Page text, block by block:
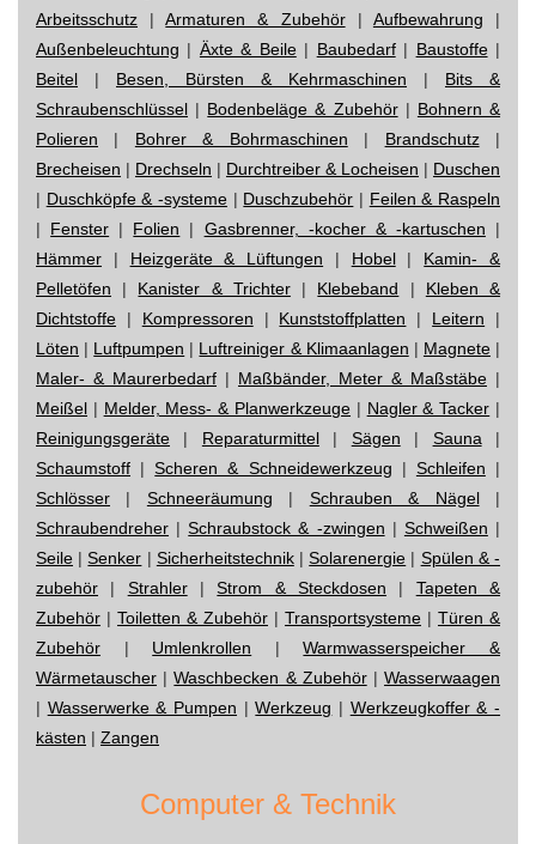
Arbeitsschutz |Armaturen & Zubehör| Aufbewahrung |
Außenbeleuchtung | Äxte & Beile| Baubedarf| Baustoffe|
Beitel | Besen, Bürsten & Kehrmaschinen | Bits &
Schraubenschlüssel | Bodenbeläge & Zubehör| Bohnern &
Polieren | Bohrer & Bohrmaschinen | Brandschutz|
Brecheisen | Drechseln | Durchtreiber & Locheisen | Duschen
| Duschköpfe & -systeme | Duschzubehör | Feilen & Raspeln
| Fenster | Folien | Gasbrenner, -kocher & -kartuschen |
Hämmer | Heizgeräte & Lüftungen | Hobel| Kamin- &
Pelletöfen | Kanister & Trichter| Klebeband | Kleben &
Dichtstoffe | Kompressoren | Kunststoffplatten | Leitern |
Löten | Luftpumpen | Luftreiniger & Klimaanlagen | Magnete|
Maler- & Maurerbedarf | Maßbänder, Meter & Maßstäbe |
Meißel | Melder, Mess- & Planwerkzeuge | Nagler & Tacker |
Reinigungsgeräte | Reparaturmittel| Sägen | Sauna |
Schaumstoff |Scheren & Schneidewerkzeug | Schleifen |
Schlösser | Schneeräumung | Schrauben & Nägel|
Schraubendreher |Schraubstock & -zwingen | Schweißen |
Seile |Senker | Sicherheitstechnik|Solarenergie | Spülen & -
zubehör | Strahler|Strom & Steckdosen | Tapeten &
Zubehör | Toiletten & Zubehör | Transportsysteme | Türen &
Zubehör | Umlenkrollen |Warmwasserspeicher &
Wärmetauscher |Waschbecken & Zubehör|Wasserwaagen
| Wasserwerke & Pumpen |Werkzeug | Werkzeugkoffer & -
kästen | Zangen
Computer & Technik